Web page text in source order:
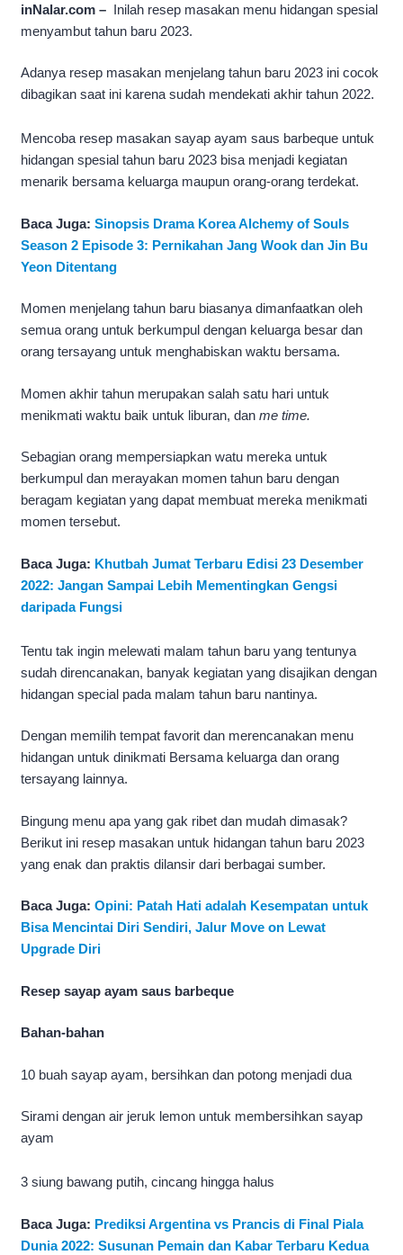
inNalar.com – Inilah resep masakan menu hidangan spesial
menyambut tahun baru 2023.
Adanya resep masakan menjelang tahun baru 2023 ini cocok
dibagikan saat ini karena sudah mendekati akhir tahun 2022.
Mencoba resep masakan sayap ayam saus barbeque untuk
hidangan spesial tahun baru 2023 bisa menjadi kegiatan
menarik bersama keluarga maupun orang-orang terdekat.
Baca Juga: Sinopsis Drama Korea Alchemy of Souls
Season 2 Episode 3: Pernikahan Jang Wook dan Jin Bu
Yeon Ditentang
Momen menjelang tahun baru biasanya dimanfaatkan oleh
semua orang untuk berkumpul dengan keluarga besar dan
orang tersayang untuk menghabiskan waktu bersama.
Momen akhir tahun merupakan salah satu hari untuk
menikmati waktu baik untuk liburan, dan me time.
Sebagian orang mempersiapkan watu mereka untuk
berkumpul dan merayakan momen tahun baru dengan
beragam kegiatan yang dapat membuat mereka menikmati
momen tersebut.
Baca Juga: Khutbah Jumat Terbaru Edisi 23 Desember
2022: Jangan Sampai Lebih Mementingkan Gengsi
daripada Fungsi
Tentu tak ingin melewati malam tahun baru yang tentunya
sudah direncanakan, banyak kegiatan yang disajikan dengan
hidangan special pada malam tahun baru nantinya.
Dengan memilih tempat favorit dan merencanakan menu
hidangan untuk dinikmati Bersama keluarga dan orang
tersayang lainnya.
Bingung menu apa yang gak ribet dan mudah dimasak?
Berikut ini resep masakan untuk hidangan tahun baru 2023
yang enak dan praktis dilansir dari berbagai sumber.
Baca Juga: Opini: Patah Hati adalah Kesempatan untuk
Bisa Mencintai Diri Sendiri, Jalur Move on Lewat
Upgrade Diri
Resep sayap ayam saus barbeque
Bahan-bahan
10 buah sayap ayam, bersihkan dan potong menjadi dua
Sirami dengan air jeruk lemon untuk membersihkan sayap
ayam
3 siung bawang putih, cincang hingga halus
Baca Juga: Prediksi Argentina vs Prancis di Final Piala
Dunia 2022: Susunan Pemain dan Kabar Terbaru Kedua